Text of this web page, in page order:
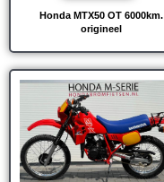
Honda MTX50 OT 6000km.
origineel